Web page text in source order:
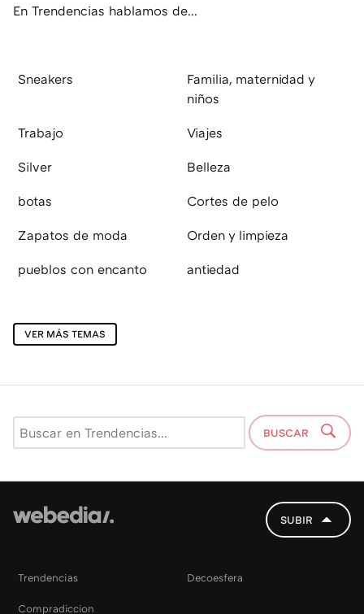
En Trendencias hablamos de...
Sneakers
Familia, maternidad y
niños
Trabajo Viajes
Silver Belleza
botas Cortes de pelo
Zapatos de moda Orden y limpieza
pueblos con encanto antiedad
VER MÁS TEMAS
BUSCAR
SUBIR
Trendencias Decoesfera
Compradiccion